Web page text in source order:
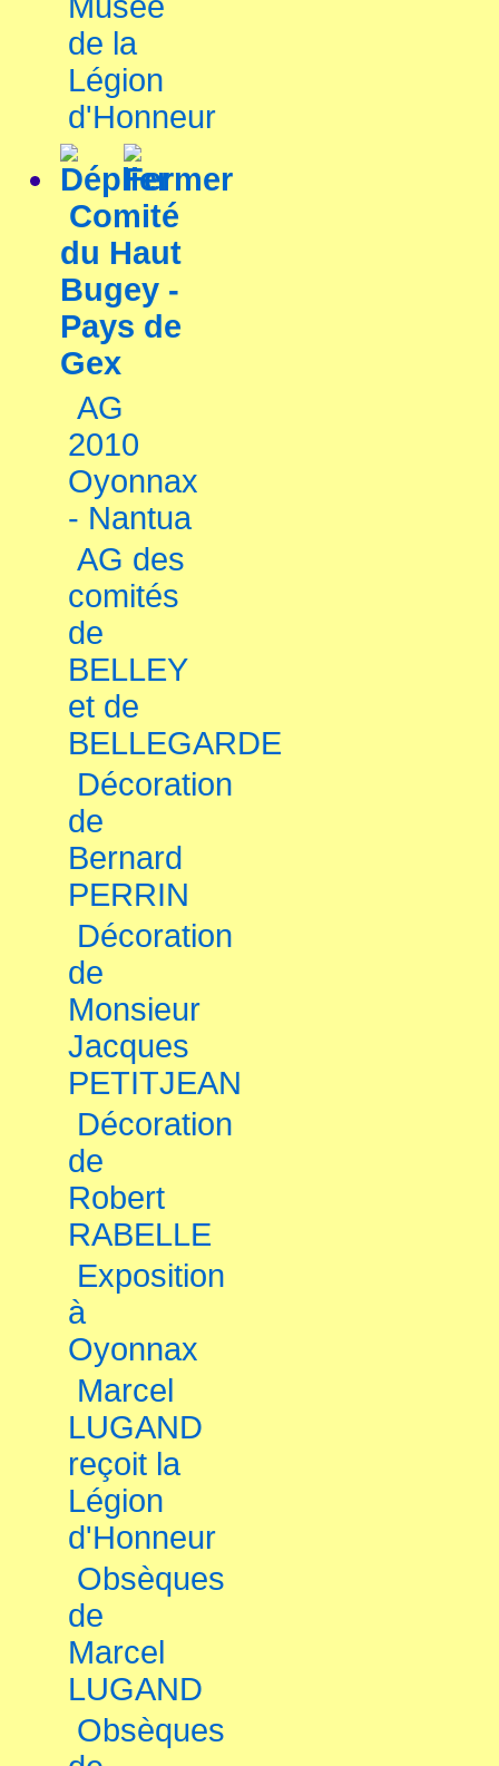
de la
Légion
d'Honneur
Comité
du Haut
Bugey -
Pays de
Gex
AG
2010
Oyonnax
- Nantua
AG des
comités
de
BELLEY
et de
BELLEGARDE
Décoration
de
Bernard
PERRIN
Décoration
de
Monsieur
Jacques
PETITJEAN
Décoration
de
Robert
RABELLE
Exposition
à
Oyonnax
Marcel
LUGAND
reçoit la
Légion
d'Honneur
Obsèques
de
Marcel
LUGAND
Obsèques